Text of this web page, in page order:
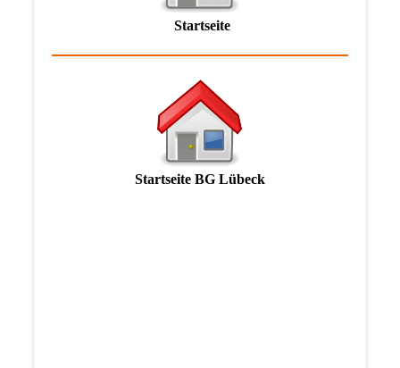
Startseite
Startseite BG Lübeck